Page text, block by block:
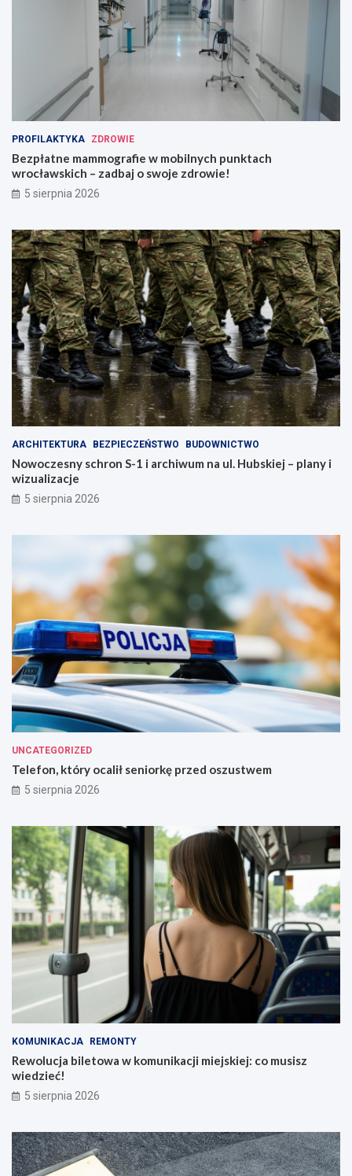
PROFILAKTYKA ZDROWIE
Bezpłatne mammografie w mobilnych punktach
wrocławskich – zadbaj o swoje zdrowie!
5 sierpnia 2026
ARCHITEKTURA BEZPIECZEŃSTWO BUDOWNICTWO
Nowoczesny schron S-1 i archiwum na ul. Hubskiej – plany i
wizualizacje
5 sierpnia 2026
UNCATEGORIZED
Telefon, który ocalił seniorkę przed oszustwem
5 sierpnia 2026
KOMUNIKACJA REMONTY
Rewolucja biletowa w komunikacji miejskiej: co musisz
wiedzieć!
5 sierpnia 2026